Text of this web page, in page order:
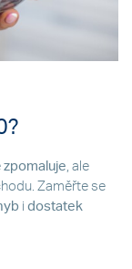
zpomaluje, ale
Zaměřte se
i dostatek